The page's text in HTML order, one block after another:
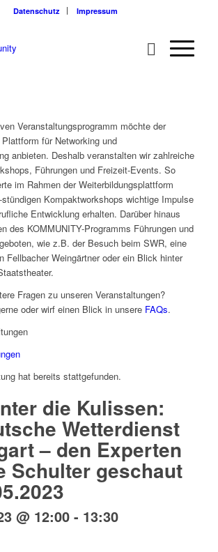
Datenschutz Impressum
Veranstaltungsprogramm möchte der
für Networking und
anbieten. Deshalb veranstalten wir zahlreiche
Führungen und Freizeit-Events. So
im Rahmen der Weiterbildungsplattform
Kompaktworkshops wichtige Impulse
Entwicklung erhalten. Darüber hinaus
des KOMMUNITY-Programms Führungen und
wie z.B. der Besuch beim SWR, eine
Fellbacher Weingärtner oder ein Blick hinter
Fragen zu unseren Veranstaltungen?
oder wirf einen Blick in unsere FAQs.
hat bereits stattgefunden.
die Kulissen:
Wetterdienst
– den Experten
Schulter geschaut
@ 12:00- 13:30